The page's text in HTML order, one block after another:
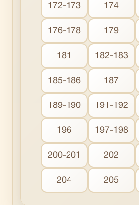
172-173 174
176-178 179
181 182-183
185-186 187
189-190 191-192
196 197-198
200-201 202
204 205